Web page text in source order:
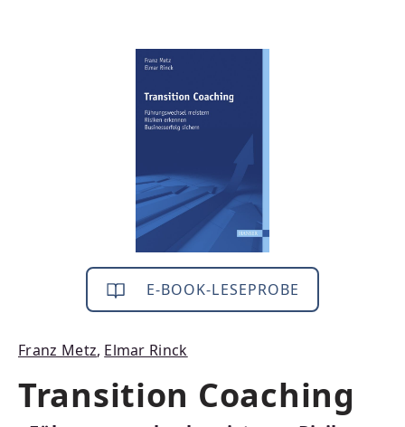
Bildergalerie überspringen
E-BOOK-LESEPROBE
Franz Metz, Elmar Rinck
Transition Coaching